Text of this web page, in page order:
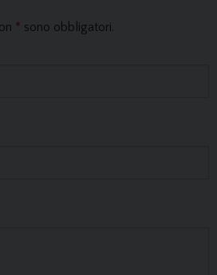
* sono obbligatori.